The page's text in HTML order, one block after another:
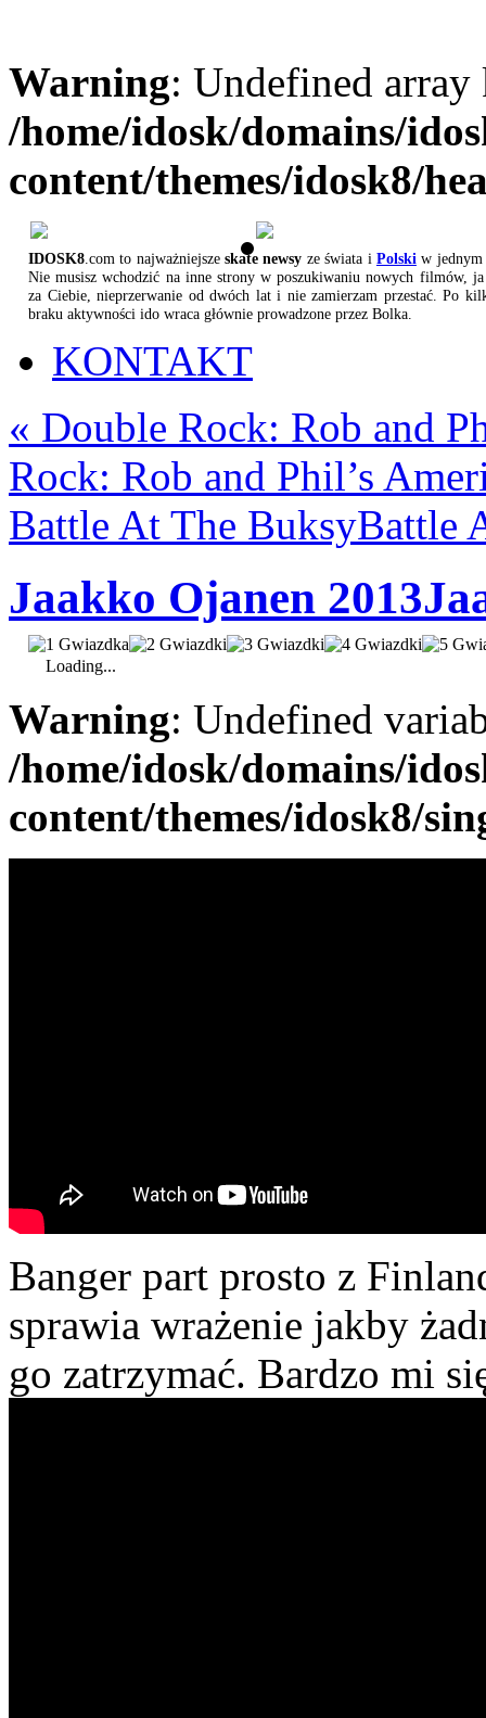
Warning: Undefined
/home/idosk/domains/
content/themes/idosk8/
IDOSK8 .com to najważniejszeskate newsy ze świata i Polski w jednym
Nie musisz wchodzić na inne strony w poszukiwaniu nowych filmów,
za Ciebie, nieprzerwanie od dwóch lat i nie zamierzam przestać. Po
braku aktywności ido wraca głównie prowadzone przez Bolka.
KONTAKT
« Double Rock: Rob and
Rock: Rob and Phil’s
Battle At The BuksyBattle
Jaakko Ojanen 2013
Loading...
Warning: Undefined
/home/idosk/domains/
content/themes/idosk8/
Banger part prosto z
sprawia wrażenie jakby
go zatrzymać. Bardzo mi